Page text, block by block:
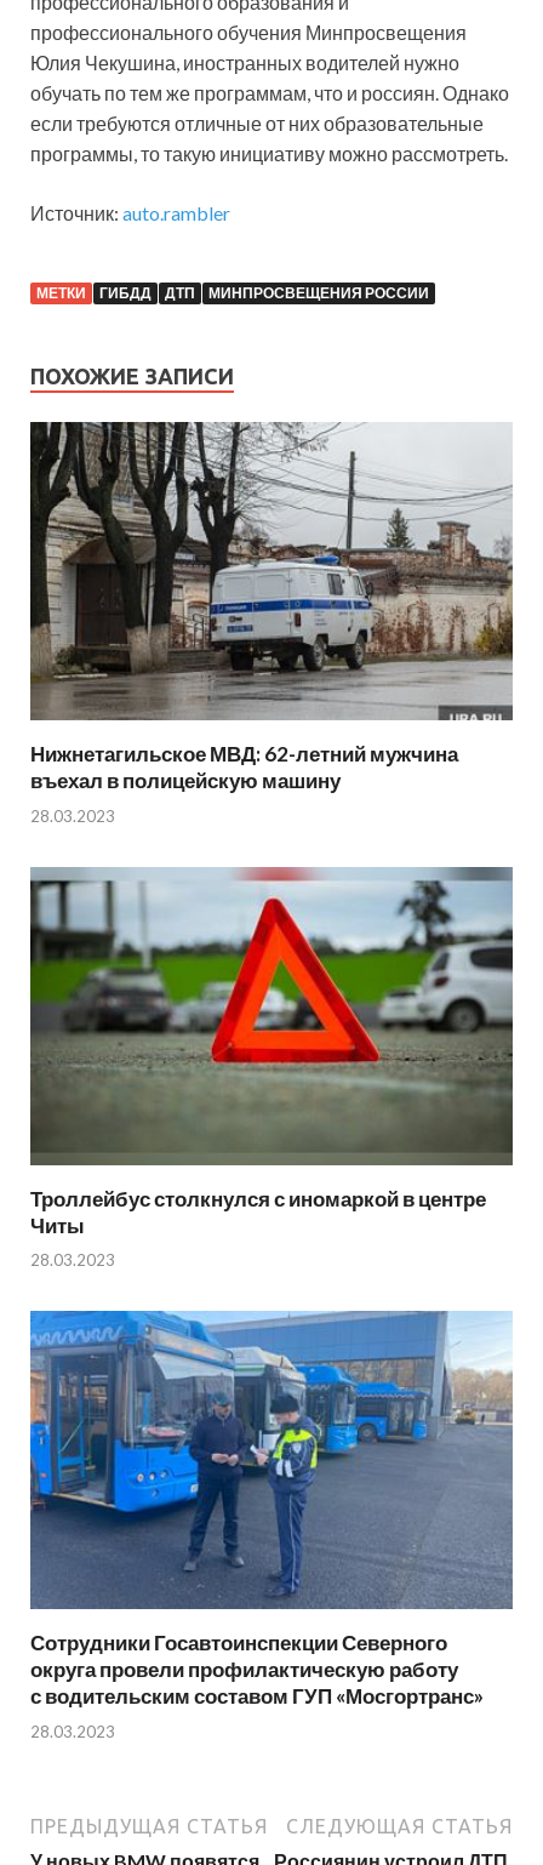
профессионального обучения Минпросвещения
Юлия Чекушина, иностранных водителей нужно
обучать по тем же программам, что и россиян. Однако
если требуются отличные от них образовательные
программы, то такую инициативу можно рассмотреть.
Источник: auto.rambler
МЕТКИ ГИБДД ДТП МИНПРОСВЕЩЕНИЯ РОССИИ
ПОХОЖИЕ ЗАПИСИ
Нижнетагильское МВД: 62-летний мужчина
въехал в полицейскую машину
28.03.2023
Троллейбус столкнулся с иномаркой в центре
Читы
28.03.2023
Сотрудники Госавтоинспекции Северного
округа провели профилактическую работу
с водительским составом ГУП «Мосгортранс»
28.03.2023
ПРЕДЫДУЩАЯ СТАТЬЯ СЛЕДУЮЩАЯ СТАТЬЯ